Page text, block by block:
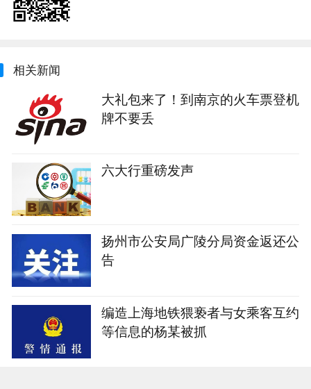
相关新闻
大礼包来了！到南京的火车票登机
牌不要丢
六大行重磅发声
扬州市公安局广陵分局资金返还公
告
编造上海地铁猥亵者与女乘客互约
等信息的杨某被抓